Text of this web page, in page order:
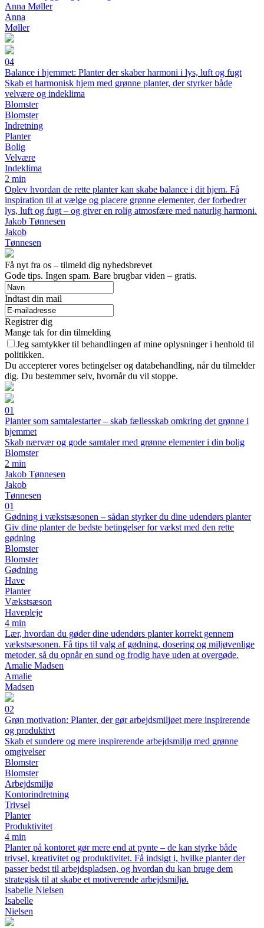
Anna Møller
Anna
Møller
04
Balance i hjemmet: Planter der skaber harmoni i lys, luft og fugt
Skab et harmonisk hjem med grønne planter, der styrker både
velvære og indeklima
Blomster
Blomster
Indretning
Planter
Bolig
Velvære
Indeklima
2 min
Oplev hvordan de rette planter kan skabe balance i dit hjem. Få
inspiration til at vælge og placere grønne elementer, der forbedrer
lys, luft og fugt – og giver en rolig atmosfære med naturlig harmoni.
Jakob Tønnesen
Jakob
Tønnesen
Få nyt fra os – tilmeld dig nyhedsbrevet
Gode tips. Ingen spam. Bare brugbar viden – gratis.
Indtast din mail
Registrer dig
Mange tak for din tilmelding
Jeg samtykker til behandlingen af mine oplysninger i henhold til
politikken.
Du accepterer vores betingelser og databehandling, når du tilmelder
dig. Du bestemmer selv, hvornår du vil stoppe.
01
Planter som samtalestarter – skab fællesskab omkring det grønne i
hjemmet
Skab nærvær og gode samtaler med grønne elementer i din bolig
Blomster
2 min
Jakob Tønnesen
Jakob
Tønnesen
01
Gødning i vækstsæsonen – sådan styrker du dine udendørs planter
Giv dine planter de bedste betingelser for vækst med den rette
gødning
Blomster
Blomster
Gødning
Have
Planter
Vækstsæson
Havepleje
4 min
Lær, hvordan du gøder dine udendørs planter korrekt gennem
vækstsæsonen. Få tips til valg af gødning, dosering og miljøvenlige
metoder, så du opnår en sund og frodig have uden at overgøde.
Amalie Madsen
Amalie
Madsen
02
Grøn motivation: Planter, der gør arbejdsmiljøet mere inspirerende
og produktivt
Skab et sundere og mere inspirerende arbejdsmiljø med grønne
omgivelser
Blomster
Blomster
Arbejdsmiljø
Kontorindretning
Trivsel
Planter
Produktivitet
4 min
Planter på kontoret gør mere end at pynte – de kan styrke både
trivsel, kreativitet og produktivitet. Få indsigt i, hvilke planter der
passer bedst til arbejdspladsen, og hvordan du kan bruge dem
strategisk til at skabe et motiverende arbejdsmiljø.
Isabelle Nielsen
Isabelle
Nielsen